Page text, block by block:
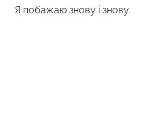
Я побажаю знову і знову.